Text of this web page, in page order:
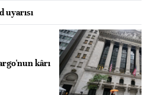
uyarısı
kârı